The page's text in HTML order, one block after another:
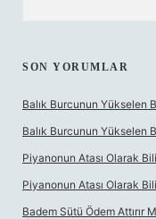
SON YORUMLAR
Balık Burcunun Yükselen
Balık Burcunun Yükselen
Piyanonun Atası Olarak
Piyanonun Atası Olarak
Badem Sütü Ödem Attırır